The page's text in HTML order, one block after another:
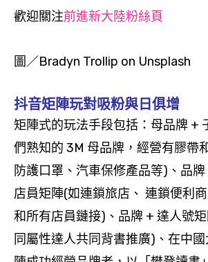
歡迎關注前進新大陸粉絲頁
圖／Bradyn Trollip on Unsplash
抖音矩陣玩對吸粉與日俱增
矩陣式的玩法手段包括：母品牌 +
們熟知的 3M 母品牌，經營有膠帶
防護口罩、汽車保修產品等)、品
店員矩陣(如連鎖旅店、 連鎖便利
和所有店員鏈接)、品牌 + 達人號
同屬性達人共同背書推廣)、在中